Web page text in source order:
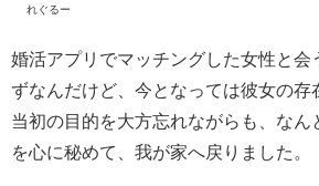
れぐるー
婚活アプリでマッチングした女性と会
ずなんだけど、今となっては彼女の存
当初の目的を大方忘れながらも、なん
を心に秘めて、我が家へ戻りました。